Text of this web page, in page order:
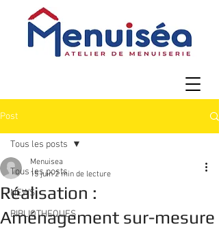
Post
Tous les posts
NEWS
BIBLIOTHEQUES
Tous les posts
Réalisation :
Aménagement sur-mesure
Menuisea
15 juin 2 min de lecture